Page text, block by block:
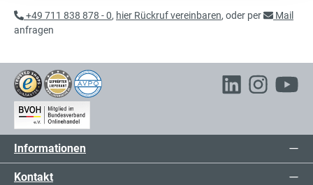
Büroschrank
exkl. 101,84 € MwSt.
Aktenschrank mit Flügeltüren,
Büroschrank
536,00 €*
exkl. 101,84 € MwSt.
+49 711 838 878 - 0, hier Rückruf vereinbaren, oder per
Mail
anfragen
Informationen
Kontakt